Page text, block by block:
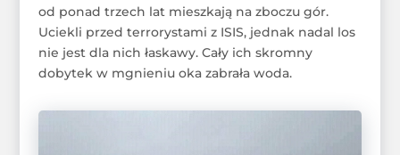
od ponad trzech lat mieszkają na zboczu gór.
Uciekli przed terrorystami z ISIS, jednak nadal los
nie jest dla nich łaskawy. Cały ich skromny
dobytek w mgnieniu oka zabrała woda.